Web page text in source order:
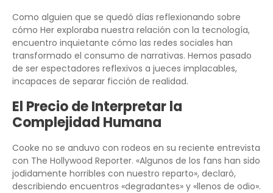
Como alguien que se quedó días reflexionando sobre
cómo Her exploraba nuestra relación con la tecnología,
encuentro inquietante cómo las redes sociales han
transformado el consumo de narrativas. Hemos pasado
de ser espectadores reflexivos a jueces implacables,
incapaces de separar ficción de realidad.
El Precio de Interpretar la
Complejidad Humana
Cooke no se anduvo con rodeos en su reciente entrevista
con The Hollywood Reporter. «Algunos de los fans han sido
jodidamente horribles con nuestro reparto», declaró,
describiendo encuentros «degradantes» y «llenos de odio».